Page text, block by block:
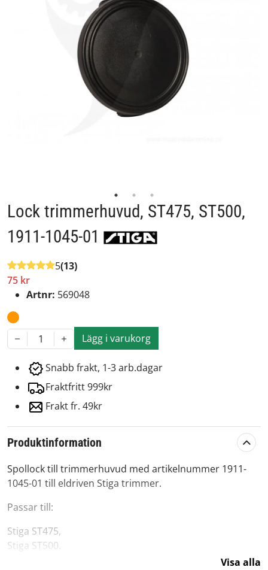
Lock trimmerhuvud, ST475, ST500,
1911-1045-01
5(13)
75 kr
Artnr: 569048
1 Lägg i varukorg
Snabb frakt, 1-3 arb.dagar
Fraktfritt 999kr
Frakt fr. 49kr
Produktinformation
Spollock till trimmerhuvud med artikelnummer 1911-
1045-01 till eldriven Stiga trimmer.
Passar till:
Stiga ST475,
Stiga ST500.
Visa alla